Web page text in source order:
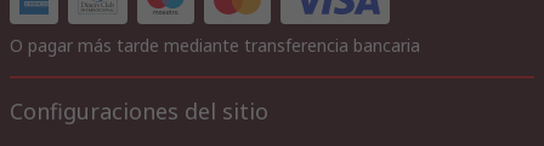
O pagar más tarde mediante transferencia bancaria
Configuraciones del sitio